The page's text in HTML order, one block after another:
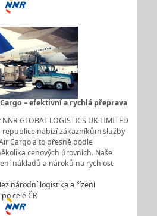
– efektivní a rychlá přeprava
GLOBAL LOGISTICS UK LIMITED
republice nabízí zákazníkům služby
Cargo a to přesně podle
cenových úrovních. Naše
nákladů a nároků na rychlost
logistika a řízení
celé ČR